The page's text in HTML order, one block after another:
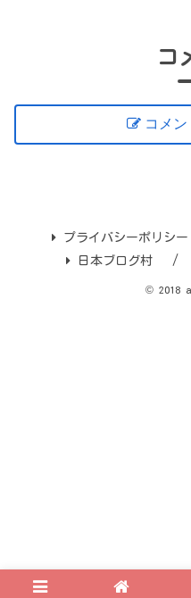
コ
コメ
プライバシーポリシー
日本ブログ村
© 2018